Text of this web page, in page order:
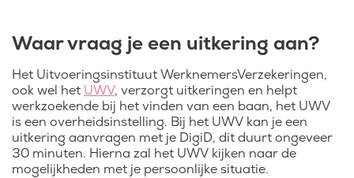
Waar vraag je een uitkering aan?
Het Uitvoeringsinstituut WerknemersVerzekeringen,
ook wel het UWV, verzorgt uitkeringen en helpt
werkzoekende bij het vinden van een baan, het UWV
is een overheidsinstelling. Bij het UWV kan je een
uitkering aanvragen met je DigiD, dit duurt ongeveer
30 minuten. Hierna zal het UWV kijken naar de
mogelijkheden met je persoonlijke situatie.